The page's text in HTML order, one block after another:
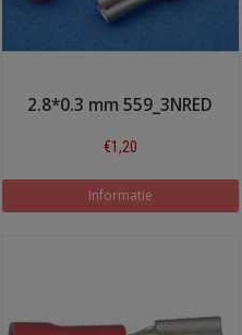
2.8*0.3 mm 559_3NRED
€1,20
Informatie